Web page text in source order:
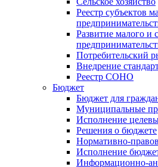
Реестр субъектов
Развитие малого и
Потребительский
Внедрение
Реестр СОНО
Бюджет
Бюджет для
Муниципальные
Исполнение
Решения о бюджете
Нормативно-
Исполнение
Информационно-